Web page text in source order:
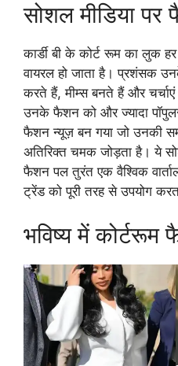
सोशल मीडिया पर
कार्डी बी के कोर्ट रूम का लुक
वायरल हो जाता है। प्रशंसक
करते हैं, मीम्स बनते हैं और चर्चाएं
उनके फैशन को और ज्यादा
फैशन न्यूज़ बन गया जो उनकी
अतिरिक्त चमक जोड़ता है। ये
फैशन पल तुरंत एक वैश्विक
ट्रेंड को पूरी तरह से उपयोग
भविष्य में